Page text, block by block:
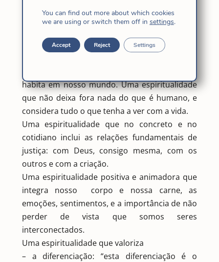
um animador de JPIC
consciência sobre o Deus de Jesus: um Deus
habita em nosso mundo. Uma espiritualidade
que não deixa fora nada do que é humano, e
considera tudo o que tenha a ver com a vida.
Uma espiritualidade que no concreto e no
cotidiano inclui as relações fundamentais de
justiça: com Deus, consigo mesma, com os
outros e com a criação.
Uma espiritualidade positiva e animadora que
integra nosso corpo e nossa carne, as
emoções, sentimentos, e a importância de não
perder de vista que somos seres
interconectados.
Uma espiritualidade que valoriza
– a diferenciação: “esta diferenciação é o
You can find out more about which cookies
we are using or switch them off in settings.
Accept Reject Settings